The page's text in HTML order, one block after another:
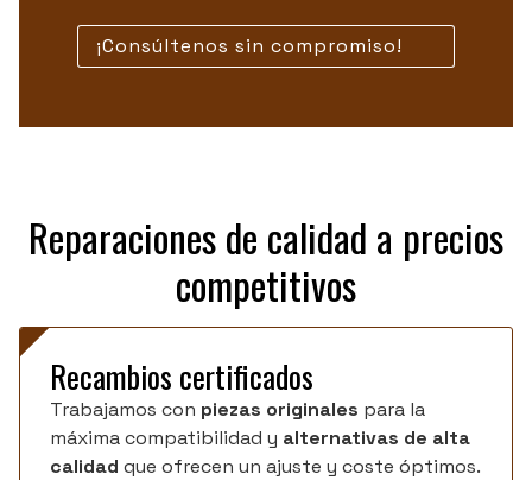
¡Consúltenos sin compromiso!
Reparaciones de calidad a precios
competitivos
Recambios certificados
Trabajamos con piezas originales para la
máxima compatibilidad y alternativas de alta
calidad que ofrecen un ajuste y coste óptimos.